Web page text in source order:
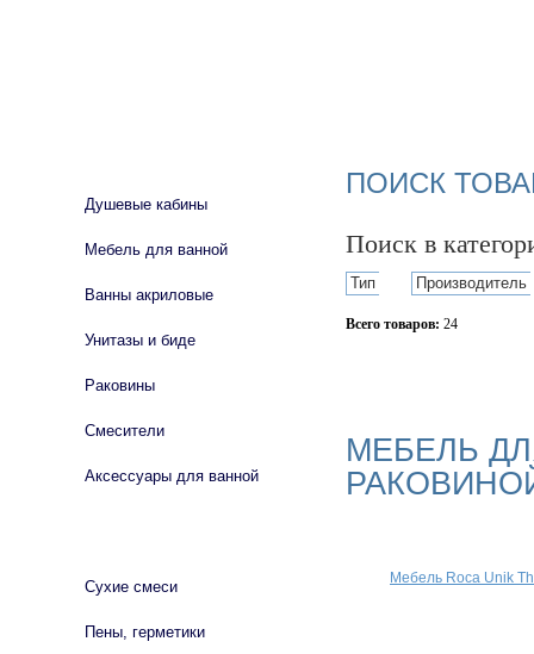
ПОИСК
Поиск в
Тип Производитель
Всего товаров: 24
МЕБЕЛЬ
Мебель Roca Unik
Душевые кабины
Мебель для ванной
Ванны акриловые
Унитазы и биде
Раковины
Смесители
Аксессуары для ванной
Сухие смеси
Пены, герметики